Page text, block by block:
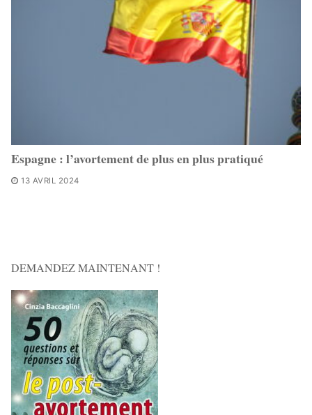
Espagne : l’avortement de plus en plus pratiqué
13 AVRIL 2024
DEMANDEZ MAINTENANT !